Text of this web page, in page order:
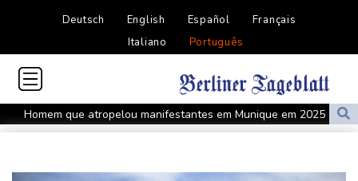
Deutsch English Español
Français
Italiano
Português
Homem que atropelou manifestantes em Munique em 2025 é
condenado a prisão perpétua